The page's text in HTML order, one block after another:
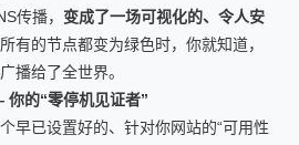
传播， 变成了一场可视化的、令人安
有的节点都变为绿色时，你就知道，
播给了全世界。
的“零停机见证者”
早已设置好的、针对你网站的“可用性